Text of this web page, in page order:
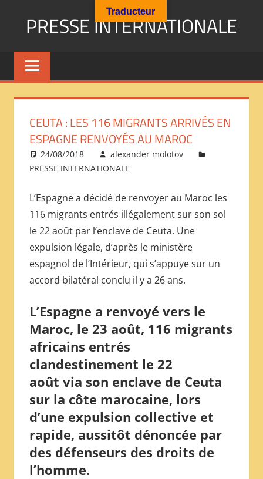
PRESSE INTERNATIONALE
Presse
Internationale
Géopolitique
Immigration
Société
Emploi
Economie
INTERNATIONAL
PRESS
REVIEW
——
ОБЗОР
МЕЖДУНАРОДНОЙ
CEUTA : LES 116 MIGRANTS ARRIVÉS EN
ESPAGNE RENVOYÉS AU MAROC
24/08/2018
alexander molotov
PRESSE INTERNATIONALE
L’Espagne a décidé de renvoyer au Maroc les
116 migrants entrés illégalement sur son sol
le 22 août par l’enclave de Ceuta. Une
expulsion légale, d’après le ministère
espagnol de l’Intérieur, qui s’appuye sur un
accord bilatéral conclu il y a 26 ans.
L’Espagne a renvoyé vers le
Maroc, le 23 août, 116 migrants
africains entrés
clandestinement le 22
août via son enclave de Ceuta
sur la côte marocaine, lors
d’une expulsion collective et
rapide, aussitôt dénoncée par
des défenseurs des droits de
l’homme.
Traducteur